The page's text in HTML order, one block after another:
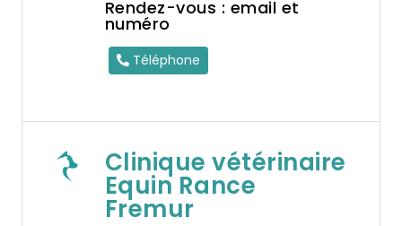
Rendez-vous : email et
numéro
Téléphone
Clinique vétérinaire
Equin Rance
Fremur